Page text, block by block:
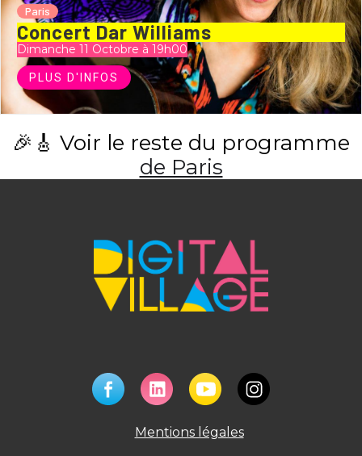
Paris
Concert Dar Williams
Dimanche 11 Octobre à 19h00
PLUS D'INFOS
🎉🎸 Voir le reste du programme
de Paris
Mentions légales